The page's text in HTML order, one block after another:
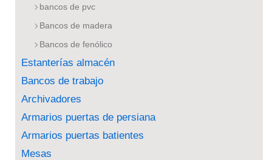
bancos de pvc
Bancos de madera
Bancos de fenólico
Estanterías almacén
Bancos de trabajo
Archivadores
Armarios puertas de persiana
Armarios puertas batientes
Mesas